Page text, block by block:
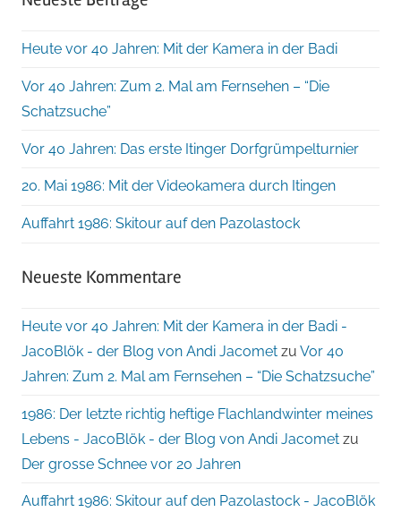
Heute vor 40 Jahren: Mit der Kamera in der Badi
Vor 40 Jahren: Zum 2. Mal am Fernsehen – “Die
Schatzsuche”
Vor 40 Jahren: Das erste Itinger Dorfgrümpelturnier
20. Mai 1986: Mit der Videokamera durch Itingen
Auffahrt 1986: Skitour auf den Pazolastock
Neueste Kommentare
Heute vor 40 Jahren: Mit der Kamera in der Badi -
JacoBlök - der Blog von Andi Jacomet zu Vor 40
Jahren: Zum 2. Mal am Fernsehen – “Die Schatzsuche”
1986: Der letzte richtig heftige Flachlandwinter meines
Lebens - JacoBlök - der Blog von Andi Jacomet zu
Der grosse Schnee vor 20 Jahren
Auffahrt 1986: Skitour auf den Pazolastock - JacoBlök